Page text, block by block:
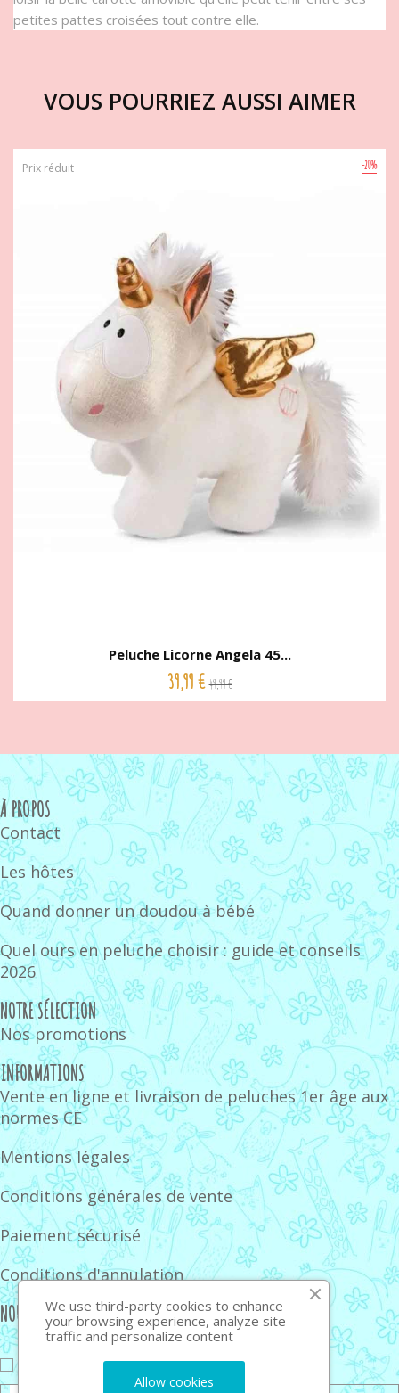
petites pattes croisées tout contre elle.
VOUS POURRIEZ AUSSI AIMER
-20%
Prix réduit
Peluche Licorne Angela 45...
39,99 € 49,99 €
À PROPOS
Contact
Les hôtes
Quand donner un doudou à bébé
Quel ours en peluche choisir : guide et conseils
2026
NOTRE SÉLECTION
Nos promotions
INFORMATIONS
Vente en ligne et livraison de peluches 1er âge aux
normes CE
Mentions légales
Conditions générales de vente
Paiement sécurisé
Conditions d'annulation
NOUS SUIVRE
J'accepte de recevoir la newsletter
We use third-party cookies to enhance
your browsing experience, analyze site
traffic and personalize content
Allow cookies